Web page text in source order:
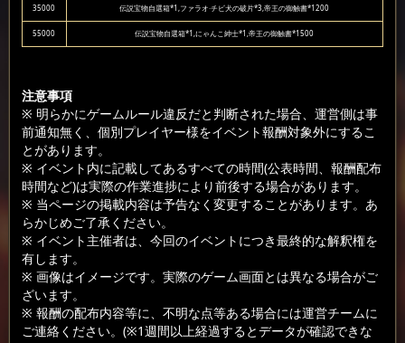
35000 伝説宝物自選箱*1,ファラオ·チビ犬の破片*3,帝王の御触書*1200
55000 伝説宝物自選箱*1,にゃんこ紳士*1,帝王の御触書*1500
注意事項
※ 明らかにゲームルール違反だと判断された場合、運営側は事
前通知無く、個別プレイヤー様をイベント報酬対象外にするこ
とがあります。
※ イベント内に記載してあるすべての時間(公表時間、報酬配布
時間など)は実際の作業進捗により前後する場合があります。
※ 当ページの掲載内容は予告なく変更することがあります。あ
らかじめご了承ください。
※ イベント主催者は、今回のイベントにつき最終的な解釈権を
有します。
※ 画像はイメージです。実際のゲーム画面とは異なる場合がご
ざいます。
※ 報酬の配布内容等に、不明な点等ある場合には運営チームに
ご連絡ください。(※1週間以上経過するとデータが確認できな